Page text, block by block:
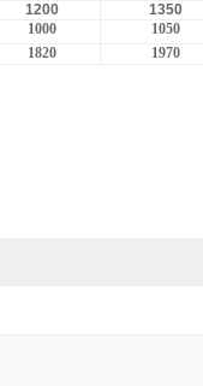
1200
1350
1000
1050
1820 1970